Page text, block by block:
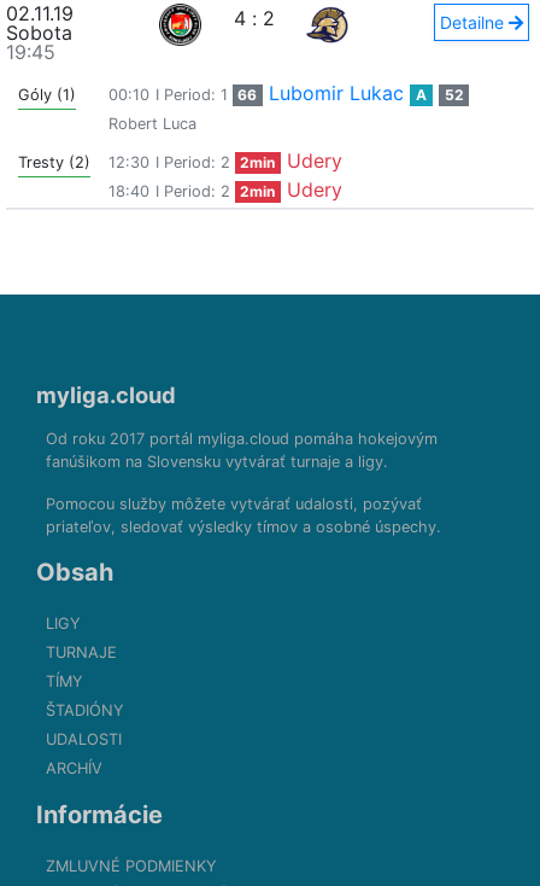
02.11.19
Sobota
19:45
4 : 2 Detailne
Góly (1) 00:10 I Period: 1 66 Lubomir Lukac A
52
Robert Luca
Tresty (2) 12:30 I Period: 2 2min Udery
18:40 I Period: 2 2min Udery
myliga.cloud
Od roku 2017 portál myliga.cloud pomáha hokejovým
fanúšikom na Slovensku vytvárať turnaje a ligy.
Pomocou služby môžete vytvárať udalosti, pozývať
priateľov, sledovať výsledky tímov a osobné úspechy.
Obsah
LIGY
TURNAJE
TÍMY
ŠTADIÓNY
UDALOSTI
ARCHÍV
Informácie
ZMLUVNÉ PODMIENKY